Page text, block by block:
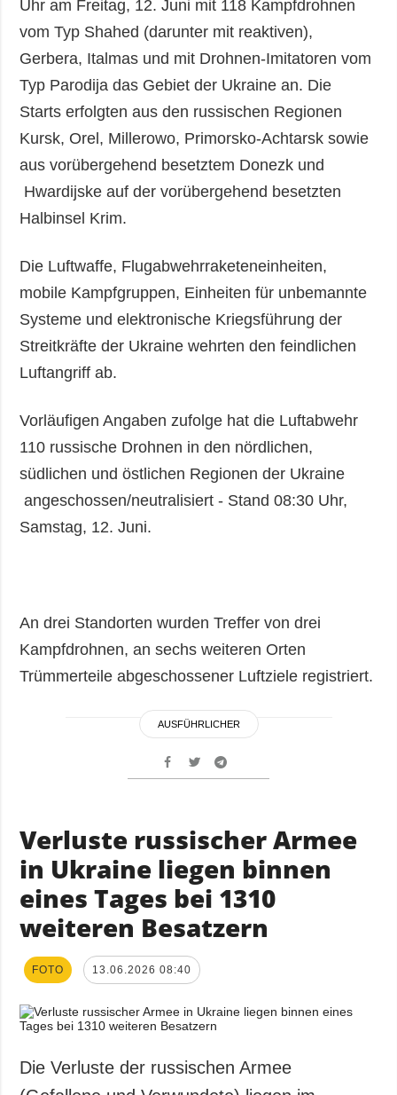
Uhr am Freitag, 12. Juni mit 118 Kampfdrohnen
vom Typ Shahed (darunter mit reaktiven),
Gerbera, Italmas und mit Drohnen-Imitatoren vom
Typ Parodija das Gebiet der Ukraine an. Die
Starts erfolgten aus den russischen Regionen
Kursk, Orel, Millerowo, Primorsko-Achtarsk sowie
aus vorübergehend besetztem Donezk und
Hwardijske auf der vorübergehend besetzten
Halbinsel Krim.
Die Luftwaffe, Flugabwehrraketeneinheiten,
mobile Kampfgruppen, Einheiten für unbemannte
Systeme und elektronische Kriegsführung der
Streitkräfte der Ukraine wehrten den feindlichen
Luftangriff ab.
Vorläufigen Angaben zufolge hat die Luftabwehr
110 russische Drohnen in den nördlichen,
südlichen und östlichen Regionen der Ukraine
angeschossen/neutralisiert - Stand 08:30 Uhr,
Samstag, 12. Juni.
An drei Standorten wurden Treffer von drei
Kampfdrohnen, an sechs weiteren Orten
Trümmerteile abgeschossener Luftziele registriert.
AUSFÜHRLICHER
Verluste russischer Armee
in Ukraine liegen binnen
eines Tages bei 1310
weiteren Besatzern
FOTO 13.06.2026 08:40
Die Verluste der russischen Armee